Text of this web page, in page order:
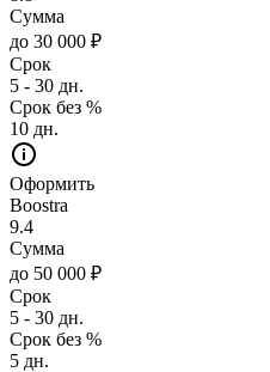
Сумма
до 30 000 ₽
Срок
5 - 30 дн.
Срок без %
10 дн.
Оформить
Boostra
9.4
Сумма
до 50 000 ₽
Срок
5 - 30 дн.
Срок без %
5 дн.